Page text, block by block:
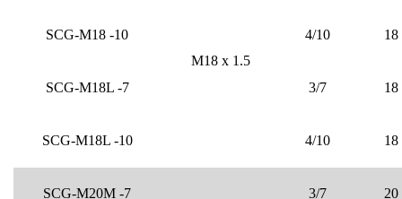
M18 x 1.5
SCG-M18 -10 4/10 18
SCG-M18L -7 3/7 18
SCG-M18L -10 4/10 18
SCG-M20M -7 3/7 20